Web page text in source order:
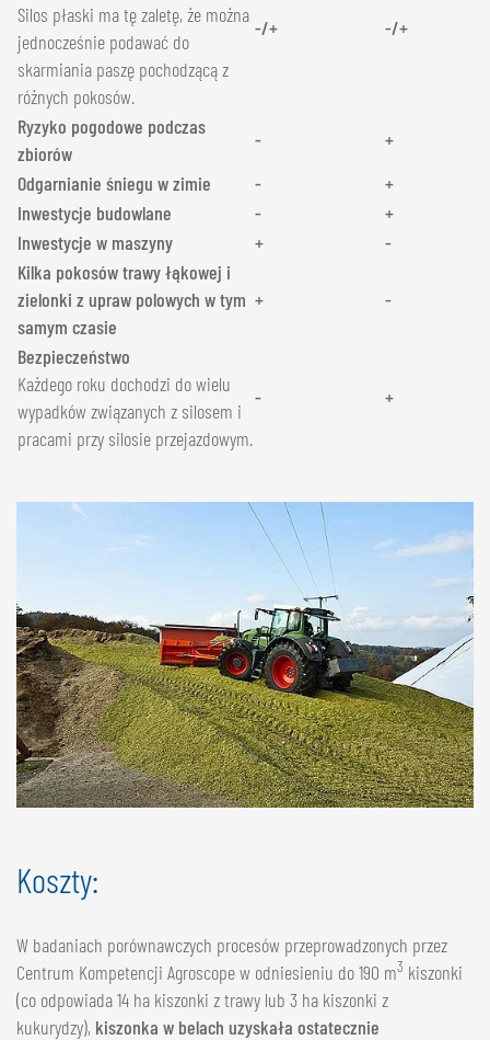
Silos płaski ma tę zaletę, że można
jednocześnie podawać do
skarmiania paszę pochodzącą z
różnych pokosów.
-/+ -/+
Ryzyko pogodowe podczas
zbiorów
-
+
Odgarnianie śniegu w zimie
-
+
Inwestycje budowlane
-
+
Inwestycje w maszyny
+
-
Kilka pokosów trawy łąkowej i
zielonki z upraw polowych w tym
samym czasie
+ -
Bezpieczeństwo
Każdego roku dochodzi do wielu
wypadków związanych z silosem i
pracami przy silosie przejazdowym.
- +
Koszty:
W badaniach porównawczych procesów przeprowadzonych przez
Centrum Kompetencji Agroscope w odniesieniu do 190 m3 kiszonki
(co odpowiada 14 ha kiszonki z trawy lub 3 ha kiszonki z
kukurydzy), kiszonka w belach uzyskała ostatecznie